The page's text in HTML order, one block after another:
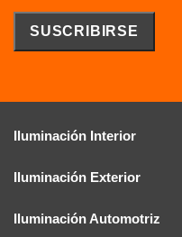
Iluminación Interior
Iluminación Exterior
Iluminación Automotriz